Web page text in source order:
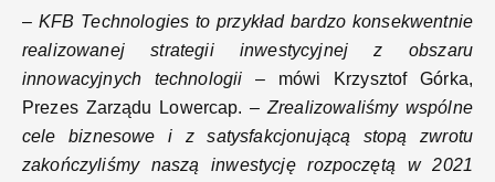
– KFB Technologies to przykład bardzo konsekwentnie
realizowanej strategii inwestycyjnej z obszaru
innowacyjnych technologii– mówi Krzysztof Górka,
Prezes Zarządu Lowercap.– Zrealizowaliśmy wspólne
cele biznesowe i z satysfakcjonującą stopą zwrotu
zakończyliśmy naszą inwestycję rozpoczętą w 2021